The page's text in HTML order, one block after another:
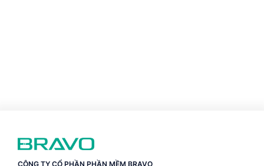
CÔNG TY CỔ PHẦN PHẦN MỀM BRAVO